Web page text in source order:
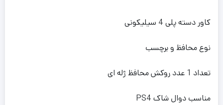
کاور دسته پلی 4 سیلیکونی
نوع محافظ و برچسب
تعداد 1 عدد روکش محافظ ژله ای
مناسب دوال شاک PS4